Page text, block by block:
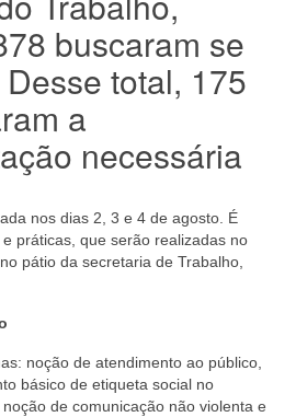
buscaram se
total, 175
a
necessária
nos dias 2, 3 e 4 de agosto. É
práticas, que serão realizadas no
pátio da secretaria de Trabalho,
noção de atendimento ao público,
básico de etiqueta social no
de comunicação não violenta e